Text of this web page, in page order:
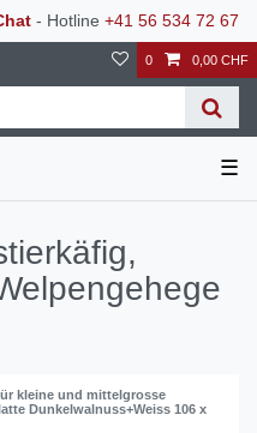
- Hotline +41 56 534 72 67
0 0,00 CHF
☰
kleine und mittelgrosse
Dunkelwalnuss+Weiss 106 x